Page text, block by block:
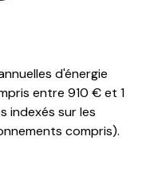
d'énergie
entre 910 € et 1
indexés sur les
compris).